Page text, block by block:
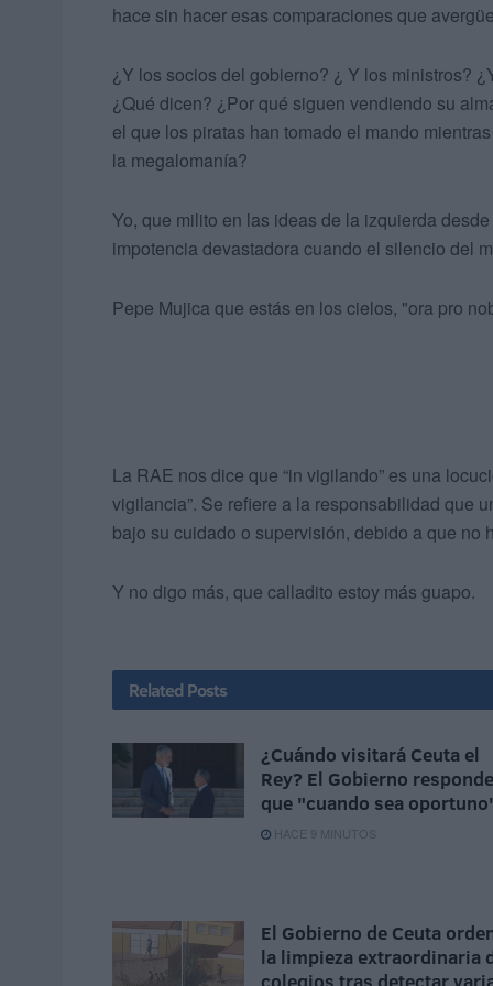
hace sin hacer esas comparaciones que
¿Y los socios del gobierno? ¿ Y los ministros?
¿Qué dicen? ¿Por qué siguen vendiendo su
el que los piratas han tomado el mando
la megalomanía?
Yo, que milito en las ideas de la izquierda
impotencia devastadora cuando el silencio del
Pepe Mujica que estás en los cielos, "ora pro
La RAE nos dice que “in vigilando” es una
vigilancia”. Se refiere a la responsabilidad que
bajo su cuidado o supervisión, debido a que no
Y no digo más, que calladito estoy más guapo.
Related Posts
¿Cuándo visitará Ceuta el
Rey? El Gobierno responde
que "cuando sea
HACE 9 MINUTOS
El Gobierno de Ceuta
la limpieza extraordinaria